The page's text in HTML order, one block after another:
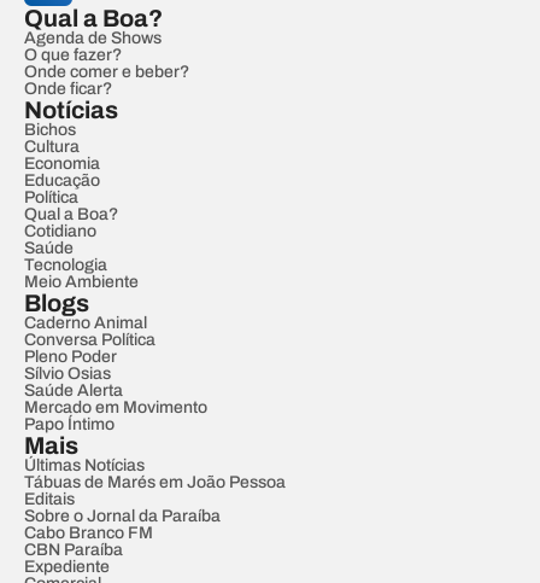
Qual a Boa?
Agenda de Shows
O que fazer?
Onde comer e beber?
Onde ficar?
Notícias
Bichos
Cultura
Economia
Educação
Política
Qual a Boa?
Cotidiano
Saúde
Tecnologia
Meio Ambiente
Blogs
Caderno Animal
Conversa Política
Pleno Poder
Sílvio Osias
Saúde Alerta
Mercado em Movimento
Papo Íntimo
Mais
Últimas Notícias
Tábuas de Marés em João Pessoa
Editais
Sobre o Jornal da Paraíba
Cabo Branco FM
CBN Paraíba
Expediente